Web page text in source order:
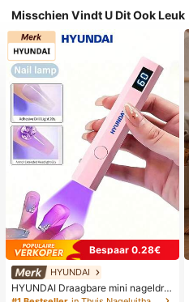
Misschien Vindt U Dit Ook Leuk
Bespaar 0.28€
HYUNDAI
HYUNDAI Draagbare mini nageldro
ger, oplaadbare handlamp UV/LED